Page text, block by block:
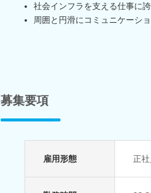
社会インフラを支える仕事に
周囲と円滑にコミュニケーシ
募集要項
雇用形態 正